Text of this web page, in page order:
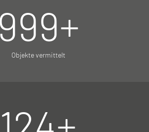
999+
Objekte vermittelt